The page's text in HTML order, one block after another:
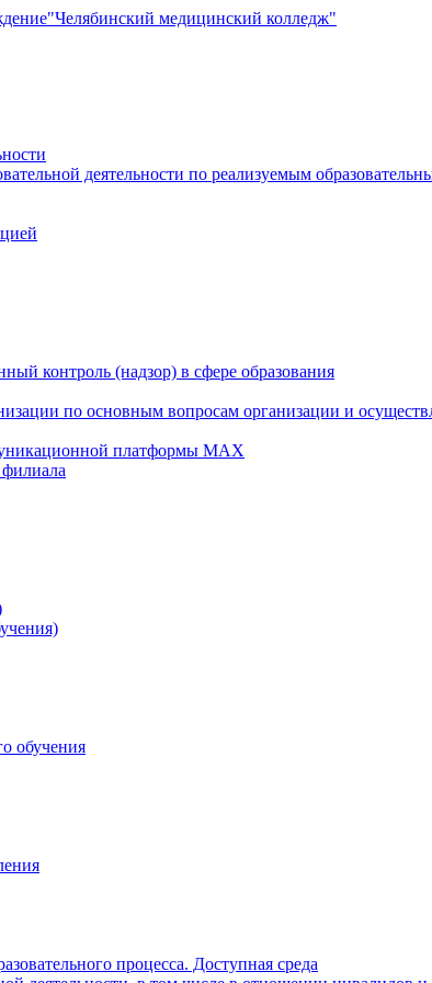
"Челябинский медицинский колледж"
деятельности по реализуемым
контроль (надзор) в сфере образования
по основным вопросам организации и
платформы MAX
обучения
процесса. Доступная среда